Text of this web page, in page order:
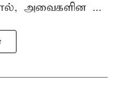
அவைகளின ...